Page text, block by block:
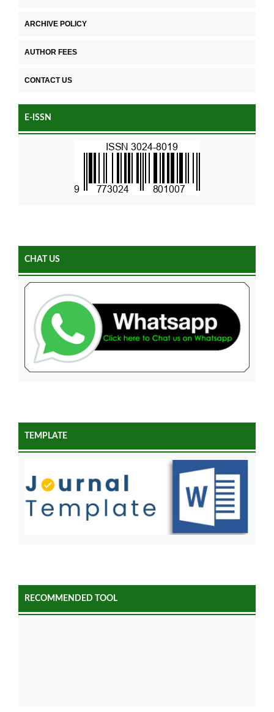
ARCHIVE POLICY
AUTHOR FEES
CONTACT US
E-ISSN
CHAT US
TEMPLATE
RECOMMENDED TOOL